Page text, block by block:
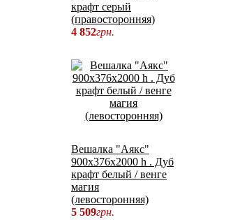
крафт серый
(правосторонняя)
4 852грн.
Вешалка "Аякс"
900х376х2000 h . Дуб
крафт белый / венге
магия
(левосторонняя)
5 509грн.